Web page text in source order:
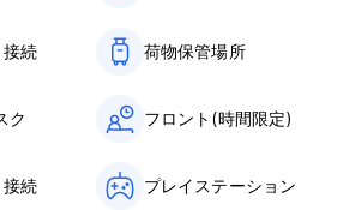
ご到着の2日前まで。キャンセルが遅れた
ーの場合は、滞在の最初の1泊分の料金が課
18:00までとなります。
いください。
続 荷物保管場所
ク フロント(時間限定)
続 プレイステーション